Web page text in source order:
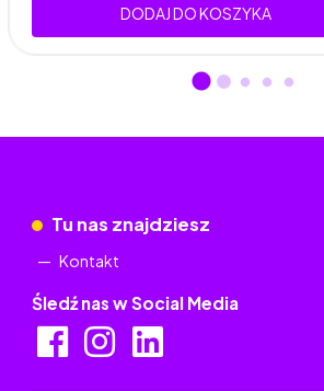
DODAJ DO KOSZYKA
Tu nas znajdziesz
Kontakt
Śledź nas w Social Media